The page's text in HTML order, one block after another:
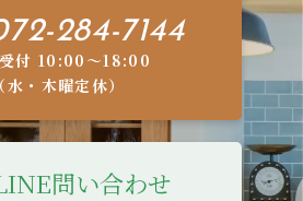
284-7144
付 10:00〜18:00
（水・木曜定休）
問い合わせ